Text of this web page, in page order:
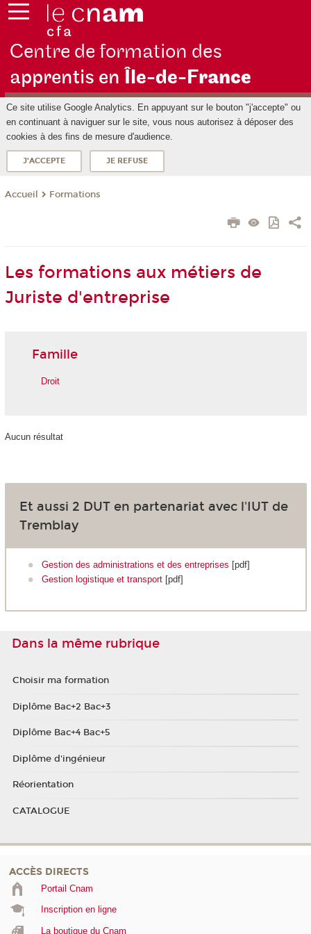
Centre de formation des
apprentis en Île-de-France
Ce site utilise Google Analytics. En appuyant sur le bouton "j'accepte" ou
en continuant à naviguer sur le site, vous nous autorisez à déposer des
cookies à des fins de mesure d'audience.
J'ACCEPTE JE REFUSE
Accueil Formations
Les formations aux métiers de
Juriste d'entreprise
Famille
Droit
Aucun résultat
Et aussi 2 DUT en partenariat avec l'IUT de
Tremblay
Gestion des administrations et des entreprises [pdf]
Gestion logistique et transport [pdf]
Dans la même rubrique
Choisir ma formation
Diplôme Bac+2 Bac+3
Diplôme Bac+4 Bac+5
Diplôme d'ingénieur
Réorientation
CATALOGUE
ACCÈS DIRECTS
Portail Cnam
Inscription en ligne
La boutique du Cnam